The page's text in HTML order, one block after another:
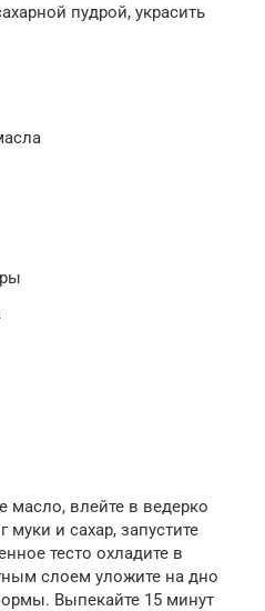
пудрой, украсить
масло, влейте в ведерко
муки и сахар, запустите
тесто охладите в
слоем уложите на дно
Выпекайте 15 минут